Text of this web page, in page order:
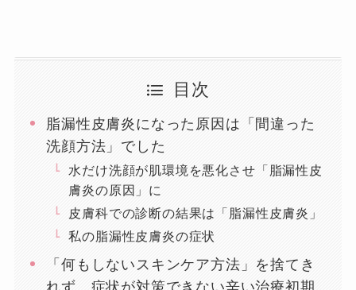
目次
脂漏性皮膚炎になった原因は「間違った
洗顔方法」でした
水だけ洗顔が肌環境を悪化させ「脂漏性皮
膚炎の原因」に
皮膚科での診断の結果は「脂漏性皮膚炎」
私の脂漏性皮膚炎の症状
「何もしないスキンケア方法」を捨てき
れず、症状が対策できない辛い治療初期